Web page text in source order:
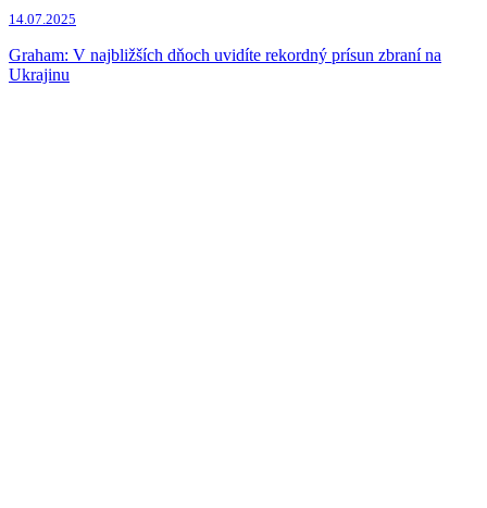
14.07.2025
Graham: V najbližších dňoch uvidíte rekordný prísun zbraní na
Ukrajinu